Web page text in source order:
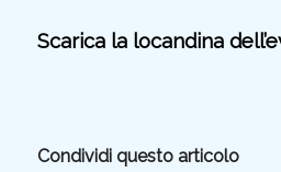
Scarica la locandina
Condividi questo articolo